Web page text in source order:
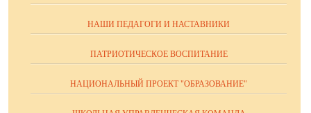
НАШИ ПЕДАГОГИ И НАСТАВНИКИ
ПАТРИОТИЧЕСКОЕ ВОСПИТАНИЕ
НАЦИОНАЛЬНЫЙ ПРОЕКТ "ОБРАЗОВАНИЕ"